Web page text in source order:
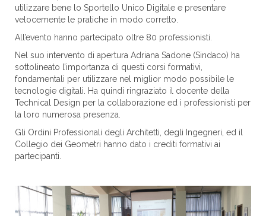
utilizzare bene lo Sportello Unico Digitale e presentare
velocemente le pratiche in modo corretto.
All’evento hanno partecipato oltre 80 professionisti.
Nel suo intervento di apertura Adriana Sadone (Sindaco) ha
sottolineato l’importanza di questi corsi formativi,
fondamentali per utilizzare nel miglior modo possibile le
tecnologie digitali. Ha quindi ringraziato il docente della
Technical Design per la collaborazione ed i professionisti per
la loro numerosa presenza.
Gli Ordini Professionali degli Architetti, degli Ingegneri, ed il
Collegio dei Geometri hanno dato i crediti formativi ai
partecipanti.